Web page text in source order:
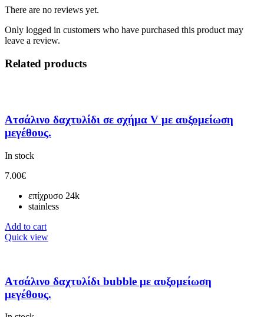
There are no reviews yet.
Only logged in customers who have purchased this product may
leave a review.
Related products
Ατσάλινο δαχτυλίδι σε σχήμα V με αυξομείωση
μεγέθους.
In stock
7.00€
επίχρυσο 24k
stainless
Add to cart
Quick view
Ατσάλινο δαχτυλίδι bubble με αυξομείωση
μεγέθους.